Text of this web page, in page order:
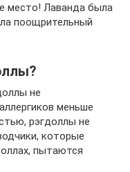
место! Лаванда была
поощрительный
не
меньше
рэгдоллы не
которые
пытаются